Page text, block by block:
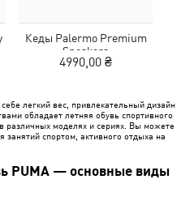
Кеды Palermo Premium
Sneakers
4990,00 ₴
легкий вес, привлекательный дизайн
обладает летняя обувь спортивного
различных моделях и сериях. Вы можете
занятий спортом, активного отдыха на
PUMA — основные виды